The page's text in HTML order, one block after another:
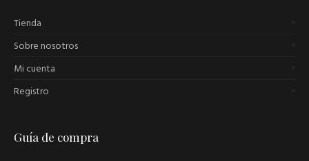
Tienda
Sobre nosotros
Mi cuenta
Registro
Guía de compra